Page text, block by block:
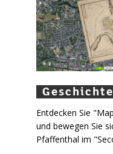
Entdecken Sie
und bewegen Sie
Pfaffenthal im